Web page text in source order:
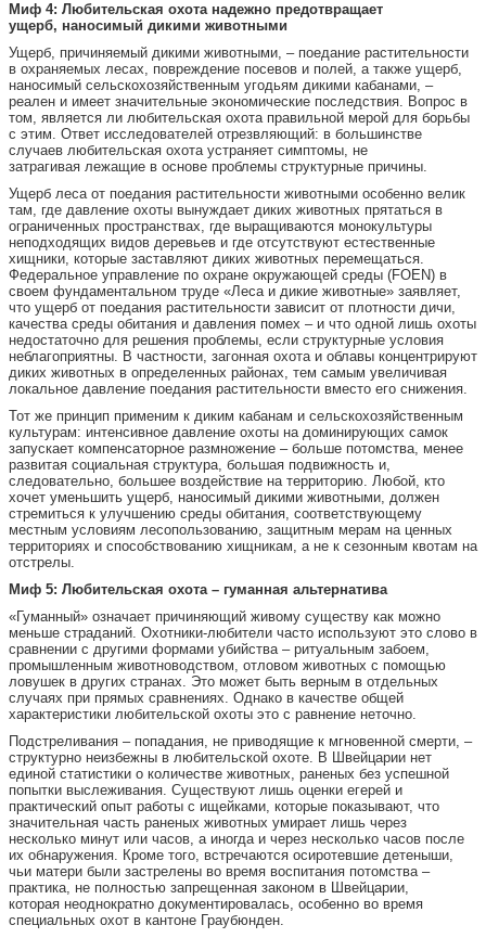
Миф 4: Любительская охота надежно предотвращает
ущерб, наносимый дикими животными
Ущерб, причиняемый дикими животными, – поедание растительности
в охраняемых лесах, повреждение посевов и полей, а также ущерб,
наносимый сельскохозяйственным угодьям дикими кабанами, –
реален и имеет значительные экономические последствия. Вопрос в
том, является ли любительская охота правильной мерой для борьбы
с этим. Ответ исследователей отрезвляющий: в большинстве
случаев любительская охота устраняет симптомы, не
затрагивая лежащие в основе проблемы структурные причины.
Ущерб леса от поедания растительности животными особенно велик
там, где давление охоты вынуждает диких животных прятаться в
ограниченных пространствах, где выращиваются монокультуры
неподходящих видов деревьев и где отсутствуют естественные
хищники, которые заставляют диких животных перемещаться.
Федеральное управление по охране окружающей среды (FOEN) в
своем фундаментальном труде «Леса и дикие животные» заявляет,
что ущерб от поедания растительности зависит от плотности дичи,
качества среды обитания и давления помех – и что одной лишь охоты
недостаточно для решения проблемы, если структурные условия
неблагоприятны. В частности, загонная охота и облавы концентрируют
диких животных в определенных районах, тем самым увеличивая
локальное давление поедания растительности вместо его снижения.
Тот же принцип применим к диким кабанам и сельскохозяйственным
культурам: интенсивное давление охоты на доминирующих самок
запускает компенсаторное размножение – больше потомства, менее
развитая социальная структура, большая подвижность и,
следовательно, большее воздействие на территорию. Любой, кто
хочет уменьшить ущерб, наносимый дикими животными, должен
стремиться к улучшению среды обитания, соответствующему
местным условиям лесопользованию, защитным мерам на ценных
территориях и способствованию хищникам, а не к сезонным квотам на
отстрелы.
Миф 5: Любительская охота – гуманная альтернатива
«Гуманный» означает причиняющий живому существу как можно
меньше страданий. Охотники-любители часто используют это слово в
сравнении с другими формами убийства – ритуальным забоем,
промышленным животноводством, отловом животных с помощью
ловушек в других странах. Это может быть верным в отдельных
случаях при прямых сравнениях. Однако в качестве общей
характеристики любительской охоты это с равнение неточно.
Подстреливания – попадания, не приводящие к мгновенной смерти, –
структурно неизбежны в любительской охоте. В Швейцарии нет
единой статистики о количестве животных, раненых без успешной
попытки выслеживания. Существуют лишь оценки егерей и
практический опыт работы с ищейками, которые показывают, что
значительная часть раненых животных умирает лишь через
несколько минут или часов, а иногда и через несколько часов после
их обнаружения. Кроме того, встречаются осиротевшие детеныши,
чьи матери были застрелены во время воспитания потомства –
практика, не полностью запрещенная законом в Швейцарии,
которая неоднократно документировалась, особенно во время
специальных охот в кантоне Граубюнден.